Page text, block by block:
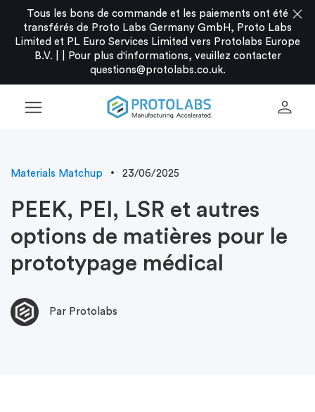
Tous les bons de commande et les paiements ont été
transférés de Proto Labs Germany GmbH, Proto Labs
Limited et PL Euro Services Limited vers Protolabs Europe
B.V. |
Pour plus d'informations, veuillez contacter
questions@protolabs.co.uk.
close
menu person
Materials Matchup 23/06/2025
PEEK, PEI, LSR et autres
options de matières pour le
prototypage médical
Par Protolabs